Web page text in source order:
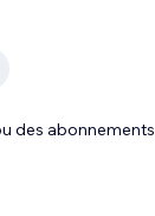
des abonnements